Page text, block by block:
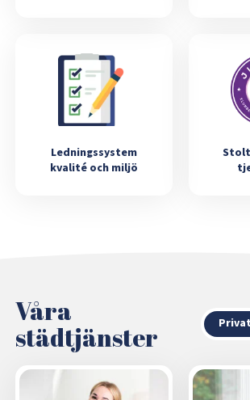
Ledningssystem
kvalité och miljö
Våra
städtjänster
Privat